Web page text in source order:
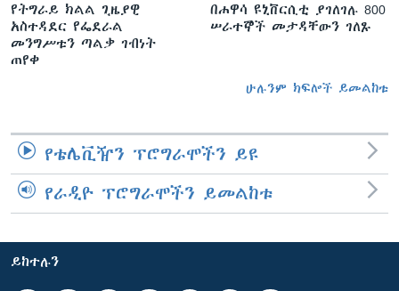
የትግራይ ክልል ጊዜያዊ
አስተዳደር የፌደራል
መንግሥቱን ጣልቃ ገብነት
ጠየቀ
በሐዋሳ ዩኒቨርሲቲ ያገለገሉ 800
ሠራተኞች መታዳቸውን ገለጹ
ሁሉንም ክፍሎች ይመልከቱ
የቴሌቪዥን ፕሮግራሞችን ይዩ
የራዲዮ ፕሮግራሞችን ይመልከቱ
ይከተሉን